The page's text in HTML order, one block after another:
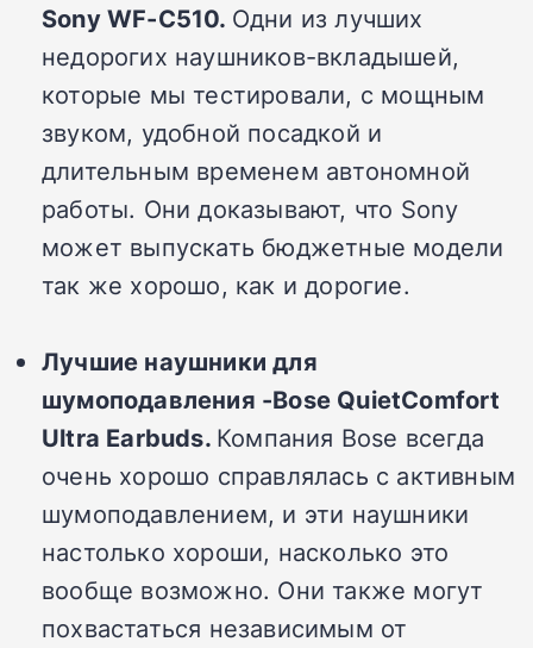
Sony WF-C510. Одни из лучших
недорогих наушников-вкладышей,
которые мы тестировали, с мощным
звуком, удобной посадкой и
длительным временем автономной
работы. Они доказывают, что Sony
может выпускать бюджетные модели
так же хорошо, как и дорогие.
Лучшие наушники для
шумоподавления -Bose QuietComfort
Ultra Earbuds. Компания Bose всегда
очень хорошо справлялась с активным
шумоподавлением, и эти наушники
настолько хороши, насколько это
вообще возможно. Они также могут
похвастаться независимым от